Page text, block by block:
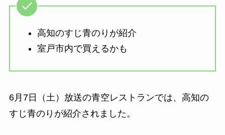
高知のすじ青のりが紹介
室戸市内で買えるかも
6月7日（土）放送の青空レストランでは、高知の
すじ青のりが紹介されました。